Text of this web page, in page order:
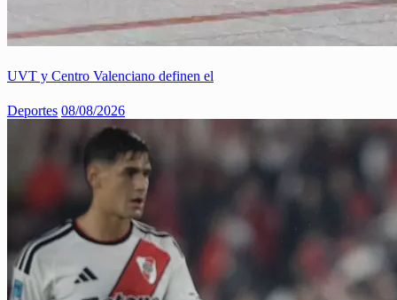
UVT y Centro Valenciano definen el
Deportes 08/08/2026